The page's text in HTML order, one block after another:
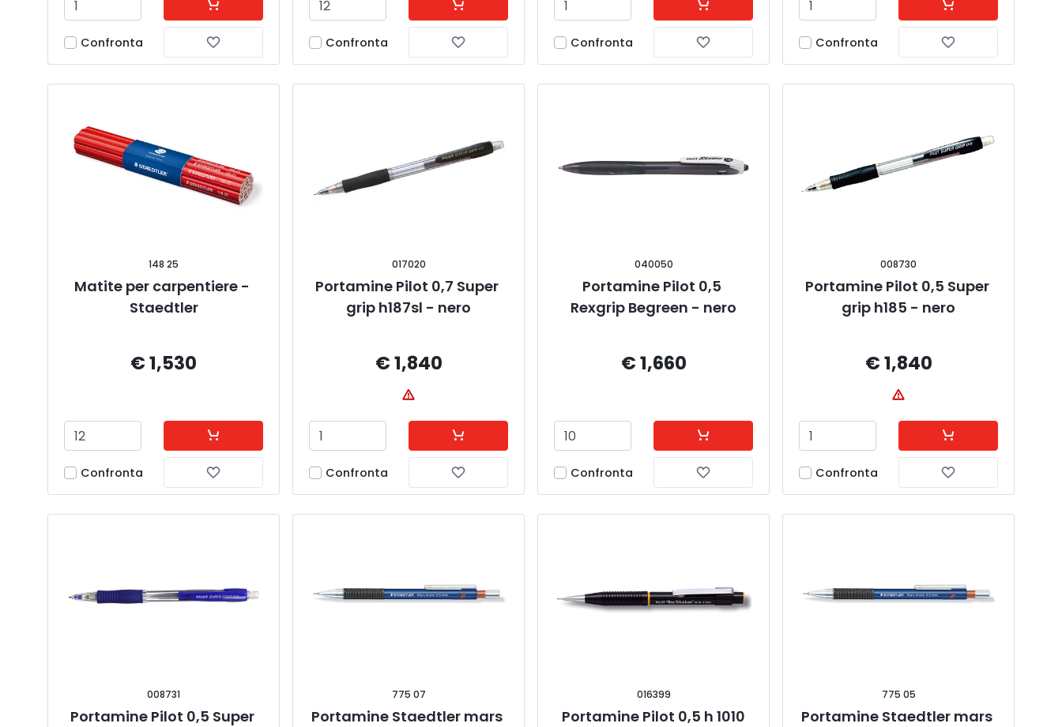
Confronta Confronta Confronta Confronta
148 25
Matite per carpentiere -
Staedtler
€ 1,530
Confronta
017020
Portamine Pilot 0,7 Super
grip h187sl - nero
€ 1,840
Confronta
040050
Portamine Pilot 0,5
Rexgrip Begreen - nero
€ 1,660
Confronta
008730
Portamine Pilot 0,5 Super
grip h185 - nero
€ 1,840
Confronta
008731
Portamine Pilot 0,5 Super
775 07
Portamine Staedtler mars
016399
Portamine Pilot 0,5 h 1010
775 05
Portamine Staedtler mars